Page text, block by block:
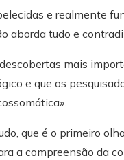
e realmente
aborda tudo e
mais
e que os
que é o primeiro
a compreensão da